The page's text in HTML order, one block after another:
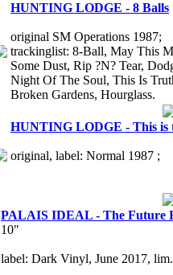
HUNTING LODGE - 8 Balls
original SM Operations 1987;
trackinglist: 8-Ball, May This
Some Dust, Rip ?N? Tear,
Night Of The Soul, This Is
Broken Gardens, Hourglass.
HUNTING LODGE - This is
original, label: Normal 1987 ;
PALAIS IDEAL - The Future
10"
label: Dark Vinyl, June 2017,